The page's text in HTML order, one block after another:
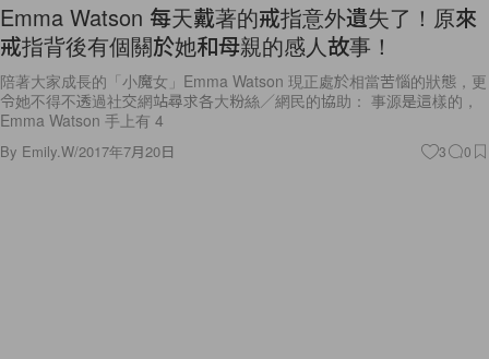
Emma Watson 每天戴著的戒指意外遺失了！原來
戒指背後有個關於她和母親的感人故事！
陪著大家成長的「小魔女」Emma Watson 現正處於相當苦惱的狀態，更
令她不得不透過社交網站尋求各大粉絲／網民的協助： 事源是這樣的，
Emma Watson 手上有 4
By Emily.W/2017年7月20日 3 0